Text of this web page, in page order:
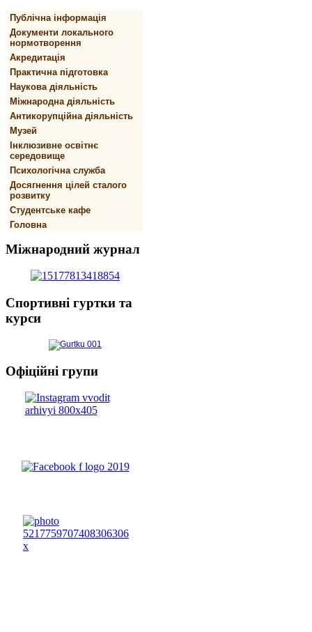
Публічна інформація
Документи локального
нормотворення
Акредитація
Практична підготовка
Наукова діяльність
Міжнародна діяльність
Антикорупційна діяльність
Музей
Інклюзивне освітнє
середовище
Психологічна служба
Досягнення цілей сталого
розвитку
Студентське кафе
Головна
Міжнародний журнал
Спортивнi гуртки та
курси
Офіційні групи